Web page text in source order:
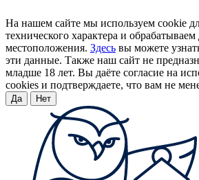
На нашем сайте мы используем cookie
технического характера и
местоположения. Здесь вы можете
эти данные. Также наш сайт не
младше 18 лет. Вы даёте согласие на
cookies и подтверждаете, что вам не
Да Нет